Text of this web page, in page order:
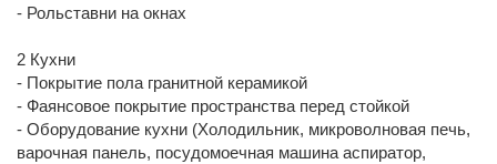
- Рольставни на окнах
2 Кухни
- Покрытие пола гранитной керамикой
- Фаянсовое покрытие пространства перед стойкой
- Оборудование кухни (Холодильник, микроволновая печь,
варочная панель, посудомоечная машина аспиратор,